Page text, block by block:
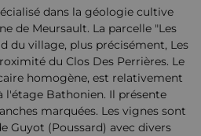
dans la géologie cultive
de Meursault. La parcelle "Les
du village, plus précisément, Les
du Clos Des Perrières. Le
homogène, est relativement
Bathonien. Il présente
marquées. Les vignes sont
Guyot (Poussard) avec divers